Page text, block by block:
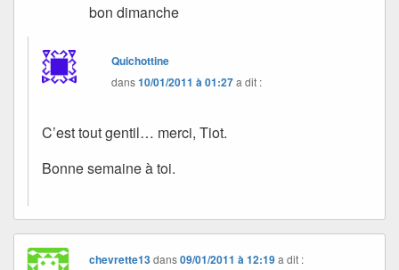
bon dimanche
Quichottine
dans10/01/2011 à 01:27a dit :
C’est tout gentil… merci, Tiot.
Bonne semaine à toi.
chevrette13dans09/01/2011 à 12:19 a dit :